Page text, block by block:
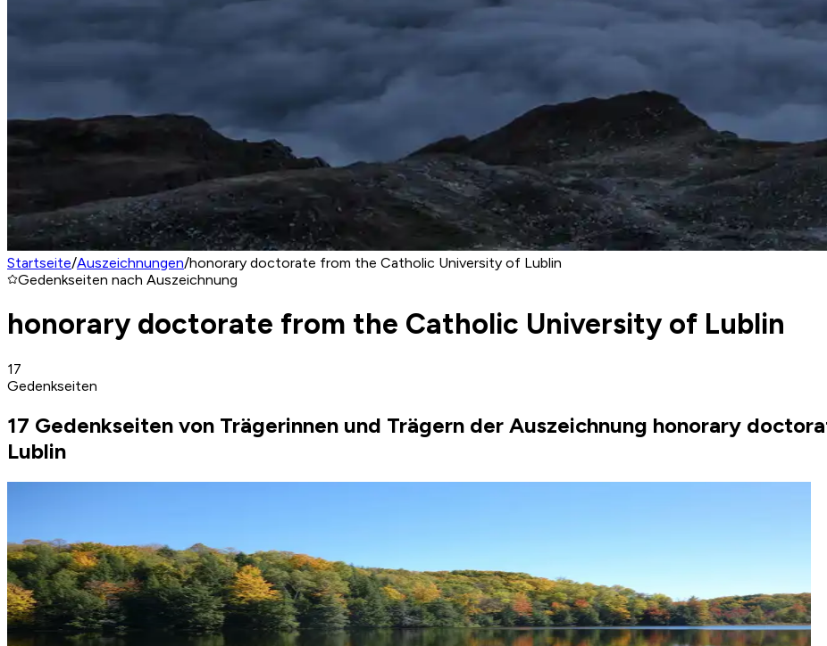
Startseite/Auszeichnungen/honorary doctorate from the Catholic University of Lublin
Gedenkseiten nach Auszeichnung
honorary doctorate from the Catholic University of Lublin
17
Gedenkseiten
17 Gedenkseiten von Trägerinnen und Trägern der Auszeichnung honorary
Lublin